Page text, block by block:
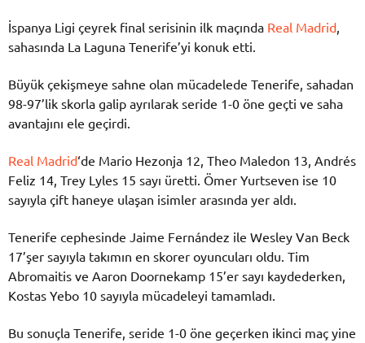
İspanya Ligi çeyrek final serisinin ilk maçında Real Madrid
sahasında La Laguna Tenerife’yi konuk etti.
Büyük çekişmeye sahne olan mücadelede Tenerife, sahadan
98-97’lik skorla galip ayrılarak seride 1-0 öne geçti ve saha
avantajını ele geçirdi.
Real Madrid‘de Mario Hezonja 12, Theo Maledon 13, Andrés
Feliz 14, Trey Lyles 15 sayı üretti. Ömer Yurtseven ise 10
sayıyla çift haneye ulaşan isimler arasında yer aldı.
Tenerife cephesinde Jaime Fernández ile Wesley Van Beck
17’şer sayıyla takımın en skorer oyuncuları oldu. Tim
Abromaitis ve Aaron Doornekamp 15’er sayı kaydederken,
Kostas Yebo 10 sayıyla mücadeleyi tamamladı.
Bu sonuçla Tenerife, seride 1-0 öne geçerken ikinci maç yine